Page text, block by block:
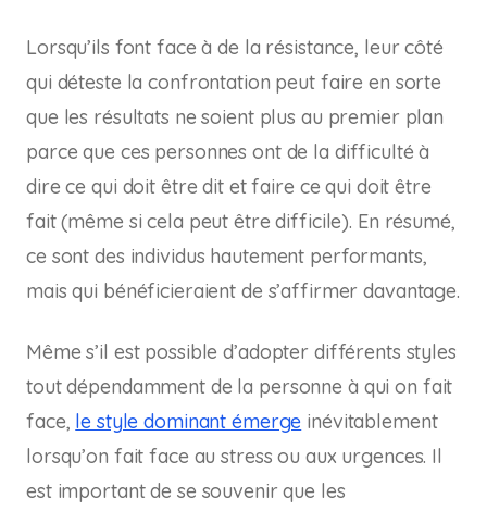
Lorsqu’ils font face à de la résistance, leur côté
qui déteste la confrontation peut faire en sorte
que les résultats ne soient plus au premier plan
parce que ces personnes ont de la difficulté à
dire ce qui doit être dit et faire ce qui doit être
fait (même si cela peut être difficile). En résumé,
ce sont des individus hautement performants,
mais qui bénéficieraient de s’affirmer davantage.
Même s’il est possible d’adopter différents styles
tout dépendamment de la personne à qui on fait
face, le style dominant émerge inévitablement
lorsqu’on fait face au stress ou aux urgences. Il
est important de se souvenir que les